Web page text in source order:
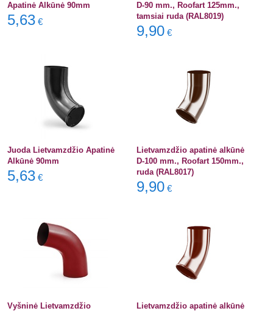
Apatinė Alkūnė 90mm
5,63 €
D-90 mm., Roofart 125mm.,
tamsiai ruda (RAL8019)
9,90 €
Juoda Lietvamzdžio Apatinė
Alkūnė 90mm
5,63 €
Lietvamzdžio apatinė alkūnė
D-100 mm., Roofart 150mm.,
ruda (RAL8017)
9,90 €
Vyšninė Lietvamzdžio
Lietvamzdžio apatinė alkūnė